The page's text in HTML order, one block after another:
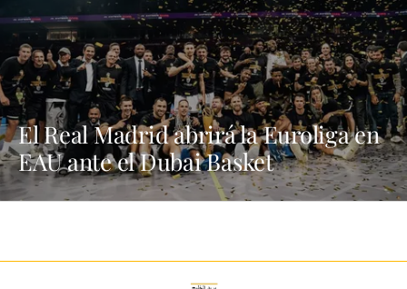
El Real Madrid abrirá la Euroliga en
EAU ante el Dubai Basket